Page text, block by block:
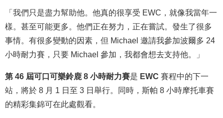
「我們只是盡力幫助他。他真的很享受 EWC，就像我當年一
樣。甚至可能更多。他們正在努力，正在嘗試。發生了很多
事情。有很多變動的因素，但 Michael 邀請我參加波爾多 24
小時耐力賽，只要 Michael 參加，我都會想去支持他。」
第 46 屆可口可樂鈴鹿 8 小時耐力賽是 EWC 賽程中的下一
站，將於 8 月 1 日至 3 日舉行。同時，斯帕 8 小時摩托車賽
的精彩集錦可在此處觀看。